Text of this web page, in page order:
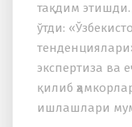
тақдим этишди.
ўтди:
экспертиза ва
қилиб
ишлашлари